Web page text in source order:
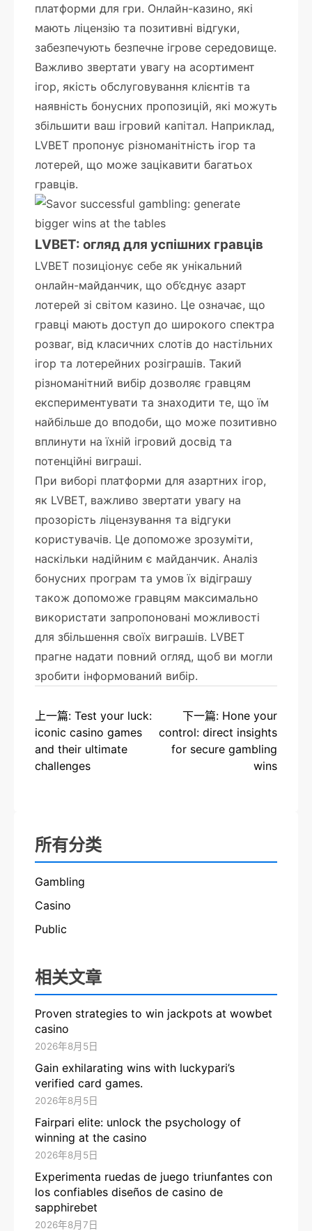
платформи для гри. Онлайн-казино, які
мають ліцензію та позитивні відгуки,
забезпечують безпечне ігрове середовище.
Важливо звертати увагу на асортимент
ігор, якість обслуговування клієнтів та
наявність бонусних пропозицій, які можуть
збільшити ваш ігровий капітал. Наприклад,
LVBET пропонує різноманітність ігор та
лотерей, що може зацікавити багатьох
гравців.
LVBET: огляд для успішних гравців
LVBET позиціонує себе як унікальний
онлайн-майданчик, що об’єднує азарт
лотерей зі світом казино. Це означає, що
гравці мають доступ до широкого спектра
розваг, від класичних слотів до настільних
ігор та лотерейних розіграшів. Такий
різноманітний вибір дозволяє гравцям
експериментувати та знаходити те, що їм
найбільше до вподоби, що може позитивно
вплинути на їхній ігровий досвід та
потенційні виграші.
При виборі платформи для азартних ігор,
як LVBET, важливо звертати увагу на
прозорість ліцензування та відгуки
користувачів. Це допоможе зрозуміти,
наскільки надійним є майданчик. Аналіз
бонусних програм та умов їх відіграшу
також допоможе гравцям максимально
використати запропоновані можливості
для збільшення своїх виграшів. LVBET
прагне надати повний огляд, щоб ви могли
зробити інформований вибір.
上一篇: Test your luck:
iconic casino games
and their ultimate
challenges
下一篇: Hone your
control: direct insights
for secure gambling
wins
所有分类
Gambling
Casino
Public
相关文章
Proven strategies to win jackpots at wowbet
casino
2026年8月5日
Gain exhilarating wins with luckypari’s
verified card games.
2026年8月5日
Fairpari elite: unlock the psychology of
winning at the casino
2026年8月5日
Experimenta ruedas de juego triunfantes con
los confiables diseños de casino de
sapphirebet
2026年8月7日